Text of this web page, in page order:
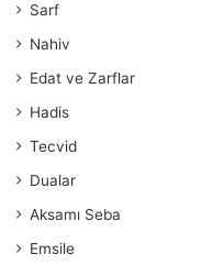
Sarf
Nahiv
Edat ve Zarflar
Hadis
Tecvid
Dualar
Aksamı Seba
Emsile